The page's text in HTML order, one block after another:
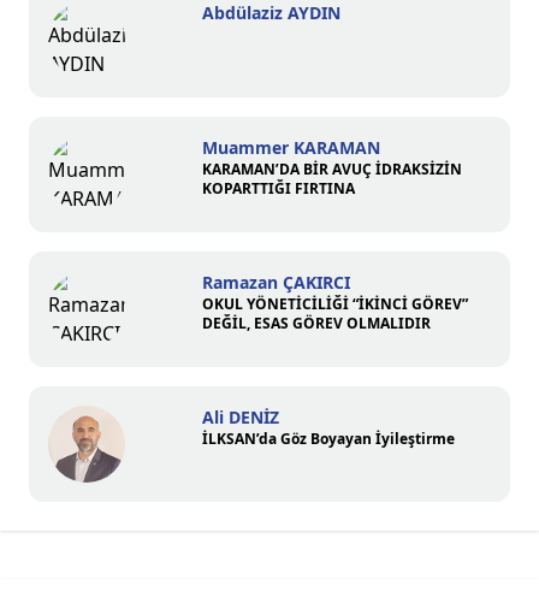
Abdülaziz AYDIN
Muammer KARAMAN
KARAMAN’DA BİR AVUÇ İDRAKSİZİN
KOPARTTIĞI FIRTINA
Ramazan ÇAKIRCI
OKUL YÖNETİCİLİĞİ “İKİNCİ GÖREV”
DEĞİL, ESAS GÖREV OLMALIDIR
Ali DENİZ
İLKSAN’da Göz Boyayan İyileştirme